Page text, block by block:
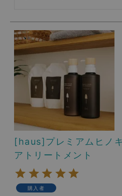
[haus]プレミアムヒノ
アトリートメント
購入者